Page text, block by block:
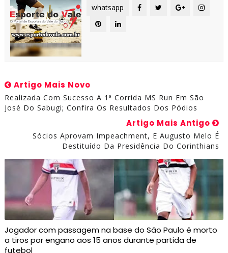
whatsapp
Artigo Mais Novo
Realizada Com Sucesso A 1ª Corrida MS Run Em São
José Do Sabugi; Confira Os Resultados Dos Pódios
Artigo Mais Antigo
Sócios Aprovam Impeachment, E Augusto Melo É
Destituído Da Presidência Do Corinthians
Jogador com passagem na base do São Paulo é morto
a tiros por engano aos 15 anos durante partida de
futebol